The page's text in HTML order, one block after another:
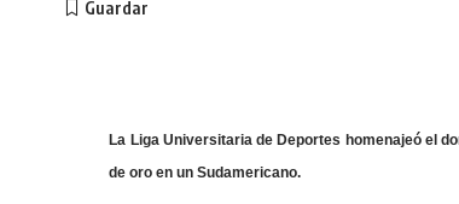
La Liga Universitaria de Deportes homenajeó el
de oro en un Sudamericano.